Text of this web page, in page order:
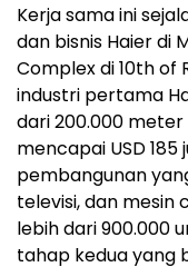
Kerja sama ini
dan bisnis Haier di
Complex di 10th of
industri pertama
dari 200.000
mencapai USD
pembangunan
televisi, dan mesin
lebih dari 900.000
tahap kedua yang